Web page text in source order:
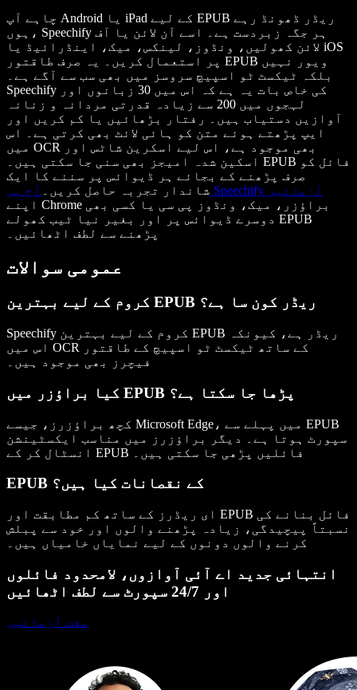
چاہے آپ Android یا iPad کے لیے EPUB ریڈر ڈھونڈ رہے
ہوں، Speechify ہر جگہ زبردست ہے۔ اسے آن لائن یا آف
لائن کھولیں، ونڈوز، لینکس، میک، اینڈرائیڈ یا iOS
پر استعمال کریں۔ یہ صرف طاقتور EPUB ویور نہیں
بلکہ ٹیکسٹ ٹو اسپیچ سروسز میں بھی سب سے آگے ہے۔
Speechify کی خاص بات یہ ہے کہ اس میں 30 زبانوں اور
لہجوں میں 200 سے زیادہ قدرتی مردانہ و زنانہ
آوازیں دستیاب ہیں۔ رفتار بڑھائیں یا کم کریں اور
ایپ پڑھتے ہوئے متن کو ہائی لائٹ بھی کرتی ہے۔ اس
میں OCR بھی موجود ہے، اس لیے اسکرین شاٹس اور
اسکین شدہ امیجز بھی سنی جا سکتی ہیں۔ EPUB فائل کو
صرف پڑھنے کے بجائے ہر ڈیوائس پر سننے کا ایک
شاندار تجربہ حاصل کریں۔
آج ہی Speechify آزمائیں
اپنے Chrome براؤزر، میک، ونڈوز پی سی یا کسی بھی
دوسرے ڈیوائس پر اور بغیر نیا ٹیب کھولے EPUB
پڑھنے سے لطف اٹھائیں۔
عمومی سوالات
کروم کے لیے بہترین EPUB ریڈر کون سا ہے؟
Speechify کروم کے لیے بہترین EPUB ریڈر ہے، کیونکہ
اس میں OCR کے ساتھ ٹیکسٹ ٹو اسپیچ کے طاقتور
فیچرز بھی موجود ہیں۔
کیا براؤزر میں EPUB پڑھا جا سکتا ہے؟
کچھ براؤزرز، جیسے Microsoft Edge، میں پہلے سے EPUB
سپورٹ ہوتا ہے۔ دیگر براؤزرز میں مناسب ایکسٹینشن
انسٹال کر کے EPUB فائلیں پڑھی جا سکتی ہیں۔
EPUB کے نقصانات کیا ہیں؟
ای ریڈرز کے ساتھ کم مطابقت اور EPUB فائل بنانے کی
نسبتاً پیچیدگی، زیادہ پڑھنے والوں اور خود سے پبلش
کرنے والوں دونوں کے لیے نمایاں خامیاں ہیں۔
انتہائی جدید اے آئی آوازوں، لامحدود فائلوں
اور 24/7 سپورٹ سے لطف اٹھائیں
مفت آزمائیں